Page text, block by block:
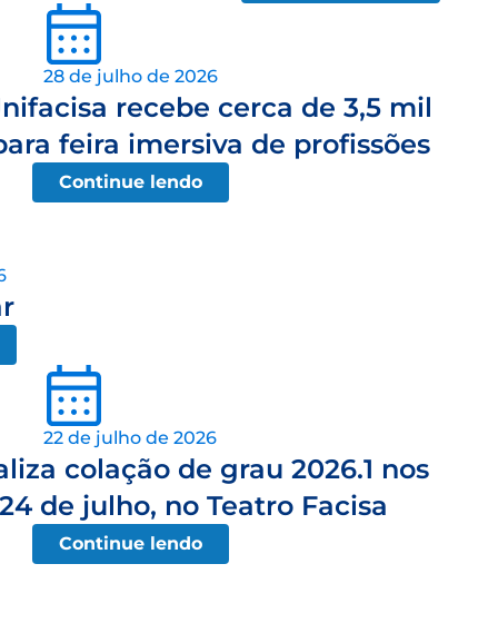
28 de julho de 2026
recebe cerca de 3,5 mil
feira imersiva de profissões
Continue lendo
22 de julho de 2026
colação de grau 2026.1 nos
de julho, no Teatro Facisa
Continue lendo